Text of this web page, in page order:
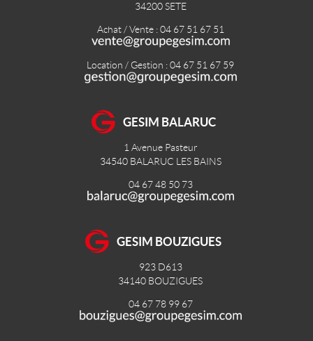
34200SETE
Achat / Vente : 04 67 51 67 51
Location / Gestion : 04 67 51 67 59
GESIM BALARUC
1 Avenue Pasteur
34540 BALARUC LES BAINS
04 67 48 50 73
GESIM BOUZIGUES
923 D613
34140 BOUZIGUES
04 67 78 99 67